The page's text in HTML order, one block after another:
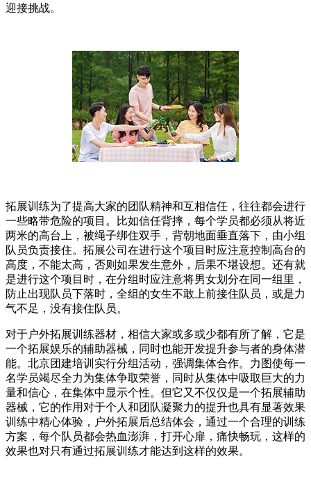
迎接挑战。
拓展训练为了提高大家的团队精神和互相信任，往往都会进行
一些略带危险的项目。比如信任背摔，每个学员都必须从将近
两米的高台上，被绳子绑住双手，背朝地面垂直落下，由小组
队员负责接住。拓展公司在进行这个项目时应注意控制高台的
高度，不能太高，否则如果发生意外，后果不堪设想。还有就
是进行这个项目时，在分组时应注意将男女划分在同一组里，
防止出现队员下落时，全组的女生不敢上前接住队员，或是力
气不足，没有接住队员。
对于户外拓展训练器材，相信大家或多或少都有所了解，它是
一个拓展娱乐的辅助器械，同时也能开发提升参与者的身体潜
能。北京团建培训实行分组活动，强调集体合作。力图使每一
名学员竭尽全力为集体争取荣誉，同时从集体中吸取巨大的力
量和信心，在集体中显示个性。但它又不仅仅是一个拓展辅助
器械，它的作用对于个人和团队凝聚力的提升也具有显著效果
训练中精心体验，户外拓展后总结体会，通过一个合理的训练
方案，每个队员都会热血澎湃，打开心扉，痛快畅玩，这样的
效果也对只有通过拓展训练才能达到这样的效果。